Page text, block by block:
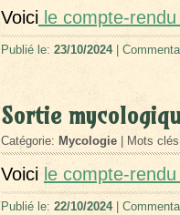
Voici le compte-
Publié le: 23/10/2024|
Sortie
Catégorie: Mycologie | Mots
Voici le compte-
Publié le: 22/10/2024|